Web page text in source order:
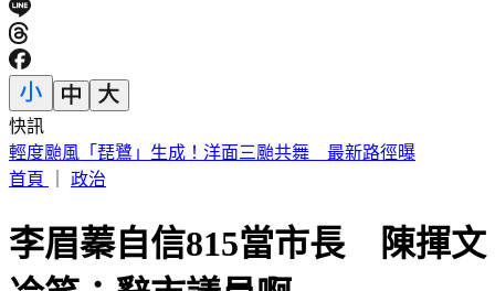
快訊
6點到了！打開電視TVBS42台，跟韓國同步LIVE看愛豆夏日
歌謠大戰
李眉蓁自信815當市長 陳揮文